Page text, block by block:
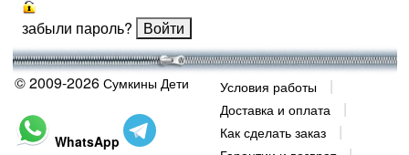
забыли пароль?
© 2009-2026 Сумкины Дети
WhatsApp
Условия работы
Доставка и оплата
Как сделать заказ